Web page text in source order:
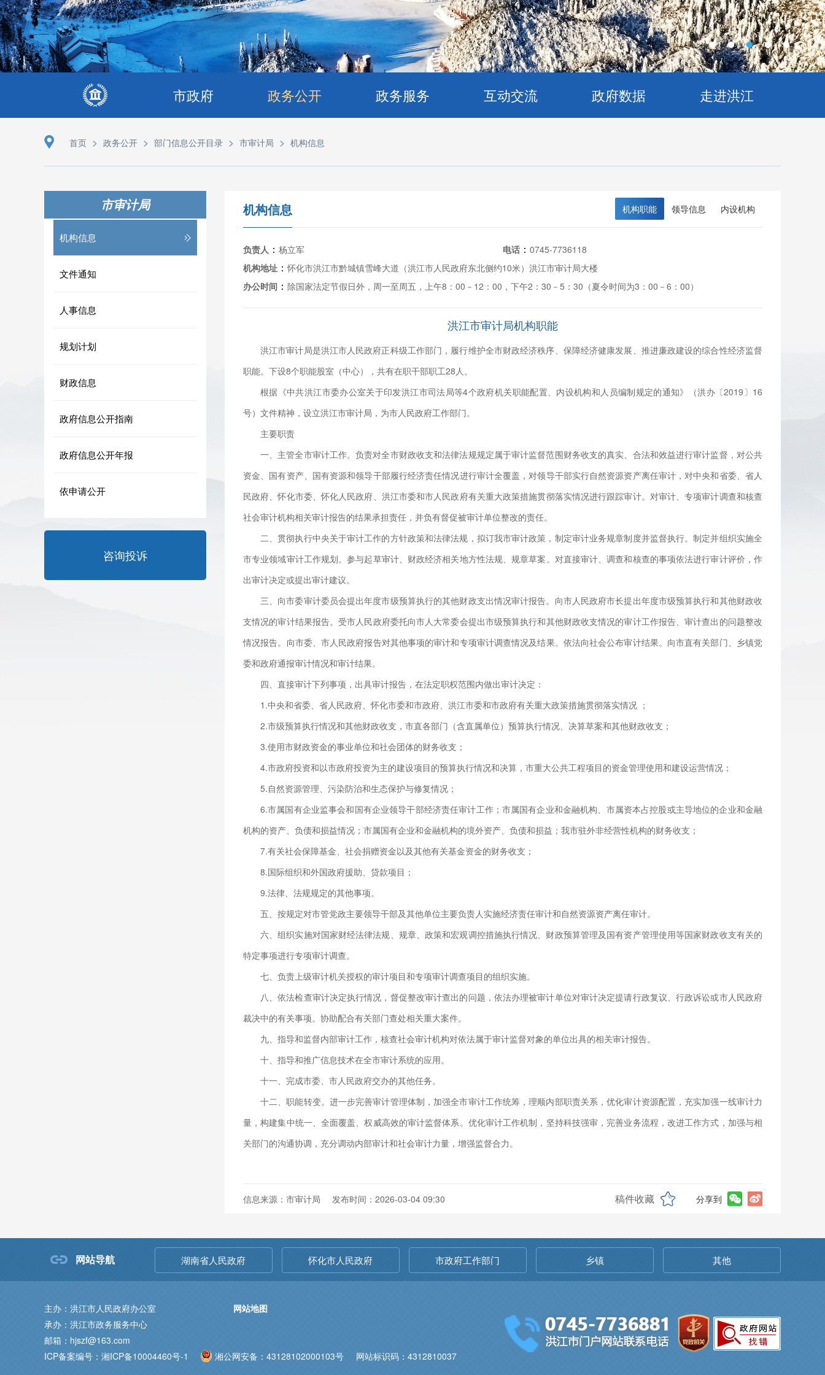
市政府 政务公开 政务服务 互动交流 政府数据 走进洪江
首页 > 政务公开 > 部门信息公开目录 > 市审计局 > 机构信息
市审计局
机构信息
文件通知
人事信息
规划计划
财政信息
政府信息公开指南
政府信息公开年报
依申请公开
咨询投诉
机构信息 机构职能 领导信息 内设机构
负责人 ： 杨立军 电话 ： 0745-7736118
机构地址 ：怀化市洪江市黔城镇雪峰大道（洪江市人民政府东北侧约10米）洪江市审计局大楼
办公时间 ： 除国家法定节假日外，周一至周五，上午8：00－12：00，下午2：30－5：30（夏令时间为3：00－6：00）
洪江市审计局机构职能
洪江市审计局是洪江市人民政府正科级工作部门，履行维护全市财政经济秩序、保障经济健康发展、推进廉政建设的综合性经济监督
职能。下设8个职能股室（中心），共有在职干部职工28人。
根据《中共洪江市委办公室关于印发洪江市司法局等4个政府机关职能配置、内设机构和人员编制规定的通知》（洪办〔2019〕16
号）文件精神，设立洪江市审计局，为市人民政府工作部门。
主要职责
一、主管全市审计工作。负责对全市财政收支和法律法规规定属于审计监督范围财务收支的真实、合法和效益进行审计监督，对公共
资金、国有资产、国有资源和领导干部履行经济责任情况进行审计全覆盖，对领导干部实行自然资源资产离任审计，对中央和省委、省人
民政府、怀化市委、怀化人民政府、洪江市委和市人民政府有关重大政策措施贯彻落实情况进行跟踪审计。对审计、专项审计调查和核查
社会审计机构相关审计报告的结果承担责任，并负有督促被审计单位整改的责任。
二、贯彻执行中央关于审计工作的方针政策和法律法规，拟订我市审计政策，制定审计业务规章制度并监督执行。制定并组织实施全
市专业领域审计工作规划。参与起草审计、财政经济相关地方性法规、规章草案。对直接审计、调查和核查的事项依法进行审计评价，作
出审计决定或提出审计建议。
三、向市委审计委员会提出年度市级预算执行的其他财政支出情况审计报告。向市人民政府市长提出年度市级预算执行和其他财政收
支情况的审计结果报告。受市人民政府委托向市人大常委会提出市级预算执行和其他财政收支情况的审计工作报告、审计查出的问题整改
情况报告。向市委、市人民政府报告对其他事项的审计和专项审计调查情况及结果。依法向社会公布审计结果。向市直有关部门、乡镇党
委和政府通报审计情况和审计结果。
四、直接审计下列事项，出具审计报告，在法定职权范围内做出审计决定：
1.中央和省委、省人民政府、怀化市委和市政府、洪江市委和市政府有关重大政策措施贯彻落实情况 ；
2.市级预算执行情况和其他财政收支，市直各部门（含直属单位）预算执行情况、决算草案和其他财政收支；
3.使用市财政资金的事业单位和社会团体的财务收支；
4.市政府投资和以市政府投资为主的建设项目的预算执行情况和决算，市重大公共工程项目的资金管理使用和建设运营情况；
5.自然资源管理、污染防治和生态保护与修复情况；
6.市属国有企业监事会和国有企业领导干部经济责任审计工作；市属国有企业和金融机构、市属资本占控股或主导地位的企业和金融
机构的资产、负债和损益情况；市属国有企业和金融机构的境外资产、负债和损益；我市驻外非经营性机构的财务收支；
7.有关社会保障基金、社会捐赠资金以及其他有关基金资金的财务收支；
8.国际组织和外国政府援助、贷款项目；
9.法律、法规规定的其他事项。
五、按规定对市管党政主要领导干部及其他单位主要负责人实施经济责任审计和自然资源资产离任审计。
六、组织实施对国家财经法律法规、规章、政策和宏观调控措施执行情况、财政预算管理及国有资产管理使用等国家财政收支有关的
特定事项进行专项审计调查。
七、负责上级审计机关授权的审计项目和专项审计调查项目的组织实施。
八、依法检查审计决定执行情况，督促整改审计查出的问题，依法办理被审计单位对审计决定提请行政复议、行政诉讼或市人民政府
裁决中的有关事项。协助配合有关部门查处相关重大案件。
九、指导和监督内部审计工作，核查社会审计机构对依法属于审计监督对象的单位出具的相关审计报告。
十、指导和推广信息技术在全市审计系统的应用。
十一、完成市委、市人民政府交办的其他任务。
十二、职能转变。进一步完善审计管理体制，加强全市审计工作统筹，理顺内部职责关系，优化审计资源配置，充实加强一线审计力
量，构建集中统一、全面覆盖、权威高效的审计监督体系。优化审计工作机制，坚持科技强审，完善业务流程，改进工作方式，加强与相
关部门的沟通协调，充分调动内部审计和社会审计力量，增强监督合力。
信息来源：市审计局 发布时间：2026-03-04 09:30 稿件收藏 分享到
网站导航 湖南省人民政府 怀化市人民政府 市政府工作部门 乡镇 其他
主办：洪江市人民政府办公室
承办：洪江市政务服务中心
邮箱：hjszf@163.com
ICP备案编号：湘ICP备10004460号-1
湘公网安备：43128102000103号 网站标识码：4312810037
网站地图